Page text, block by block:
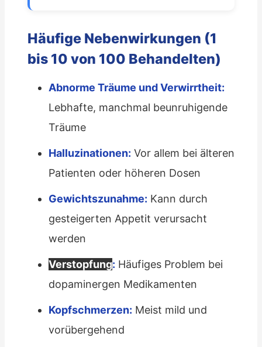
Häufige Nebenwirkungen (1
bis 10 von 100 Behandelten)
Abnorme Träume und Verwirrtheit:
Lebhafte, manchmal beunruhigende
Träume
Halluzinationen: Vor allem bei älteren
Patienten oder höheren Dosen
Gewichtszunahme: Kann durch
gesteigerten Appetit verursacht
werden
Verstopfung: Häufiges Problem bei
dopaminergen Medikamenten
Kopfschmerzen: Meist mild und
vorübergehend